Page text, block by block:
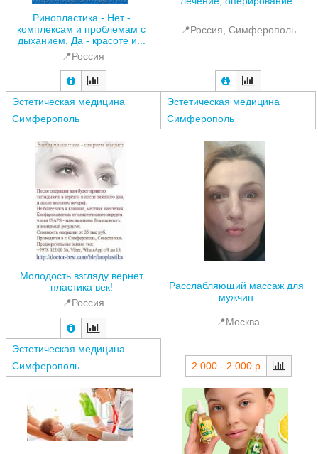
Ринопластика - Нет -
комплексам и проблемам с
дыханием, Да - красоте и...
📍Россия
Эстетическая медицина
Симферополь
📍Россия, Симферополь
Эстетическая медицина
Симферополь
Молодость взгляду вернет
пластика век!
📍Россия
Эстетическая медицина
Симферополь
Расслабляющий массаж для
мужчин
📍Москва
2 000 - 2 000 р